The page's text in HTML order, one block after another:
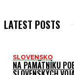
LATEST POSTS
SLOVENSKO
NA PAMÄTNÍKU